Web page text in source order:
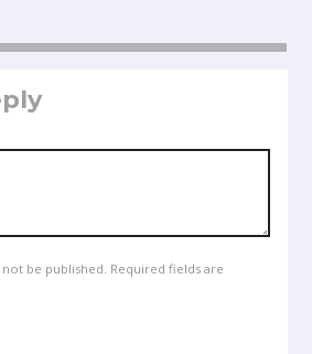
be published. Required fields are